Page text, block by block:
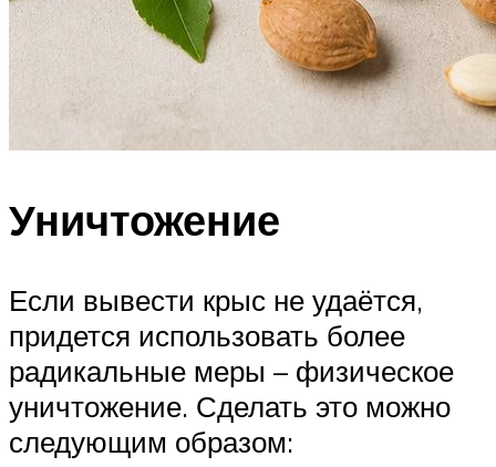
Уничтожение
Если вывести крыс не удаётся,
придется использовать более
радикальные меры – физическое
уничтожение. Сделать это можно
следующим образом: